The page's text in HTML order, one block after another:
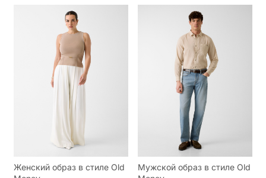
Женский образ в стиле Old
Мужской образ в стиле Old